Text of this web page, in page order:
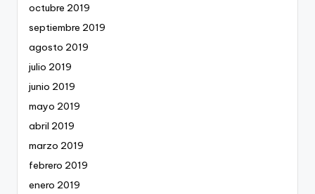
octubre 2019
septiembre 2019
agosto 2019
julio 2019
junio 2019
mayo 2019
abril 2019
marzo 2019
febrero 2019
enero 2019